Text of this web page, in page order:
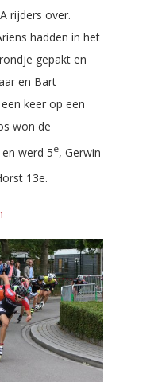
rijders over.
hadden in het
gepakt en
en Bart
keer op een
won de
werd 5e, Gerwin
13e.